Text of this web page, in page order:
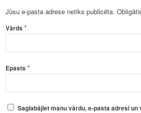
Jūsu e-pasta adrese netiks publicēta.
Vārds*
Epasts*
Saglabājiet manu vārdu, e-pasta adresi un